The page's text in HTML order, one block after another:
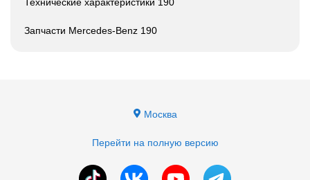
Запчасти Mercedes-Benz 190
Москва
Перейти на полную версию